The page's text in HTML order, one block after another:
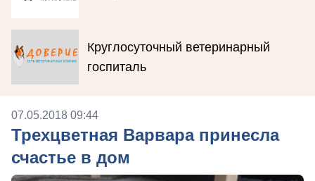
Круглосуточный ветеринарный
госпиталь
07.05.2018 09:44
Трехцветная Варвара принесла
счастье в дом